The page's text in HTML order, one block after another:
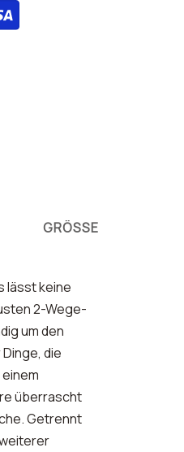
GRÖSSE
lässt keine
2-Wege-
um den
die
überrascht
Getrennt